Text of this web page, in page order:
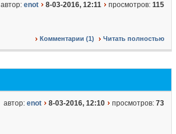
автор: enot 8-03-2016, 12:11 просмотров: 115
Комментарии (1) Читать полностью
автор: enot 8-03-2016, 12:10 просмотров: 73